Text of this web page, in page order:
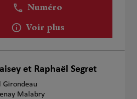
Numéro
Voir plus
et Raphaël Segret
Girondeau
Malabry